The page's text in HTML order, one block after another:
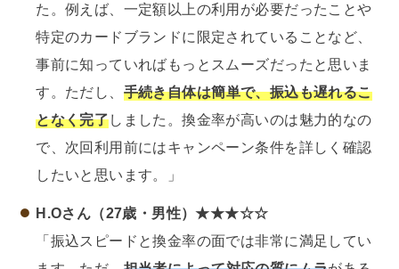
た。例えば、一定額以上の利用が必要だったことや
特定のカードブランドに限定されていることなど、
事前に知っていればもっとスムーズだったと思いま
す。ただし、 手続き自体は簡単で、振込も遅れるこ
となく完了しました。換金率が高いのは魅力的なの
で、次回利用前にはキャンペーン条件を詳しく確認
したいと思います。」
H.Oさん（27歳・男性）★★★☆☆
「振込スピードと換金率の面では非常に満足してい